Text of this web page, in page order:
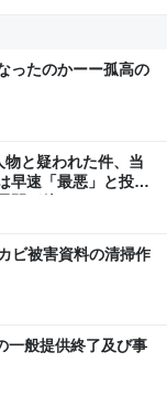
ったのかーー孤高の
と疑われた件、当
早速「最悪」と投
が待たれる
ビ被害資料の清掃作
一般提供終了及び事